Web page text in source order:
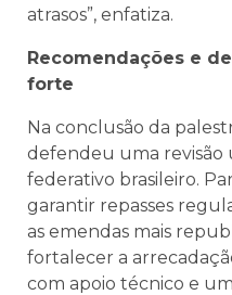
atrasos”, enfatiza.
Recomendações e
forte
Na conclusão da
defendeu uma
federativo brasileiro.
garantir repasses
as emendas mais
fortalecer a
com apoio técnico e